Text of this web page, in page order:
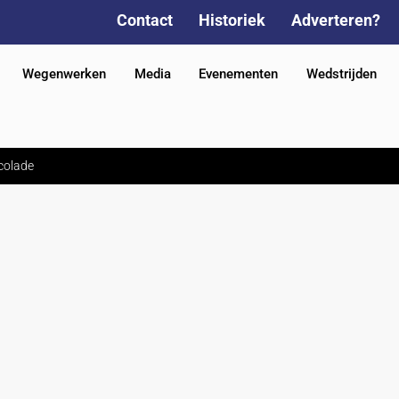
Contact Historiek Adverteren?
Wegenwerken Media Evenementen Wedstrijden